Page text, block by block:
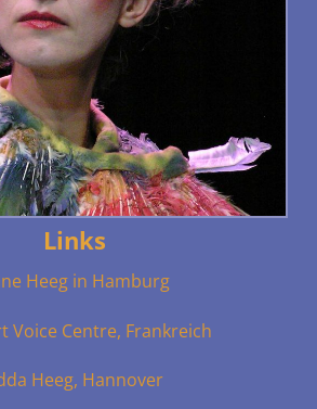
Links
Heeg in Hamburg
Voice Centre, Frankreich
Heeg, Hannover